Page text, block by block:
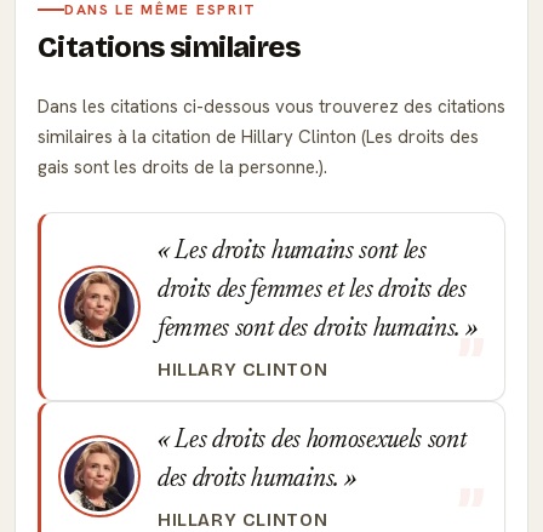
DANS LE MÊME ESPRIT
Citations similaires
Dans les citations ci-dessous vous trouverez des citations
similaires à la citation de Hillary Clinton (Les droits des
gais sont les droits de la personne.).
Les droits humains sont les
droits des femmes et les droits des
femmes sont des droits humains.
HILLARY CLINTON
Les droits des homosexuels sont
des droits humains.
HILLARY CLINTON